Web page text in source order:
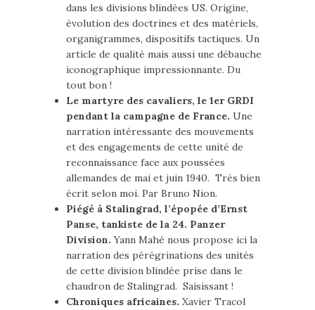
dans les divisions blindées US. Origine,
évolution des doctrines et des matériels,
organigrammes, dispositifs tactiques. Un
article de qualité mais aussi une débauche
iconographique impressionnante. Du
tout bon !
Le martyre des cavaliers, le 1er GRDI
pendant la campagne de France. Une
narration intéressante des mouvements
et des engagements de cette unité de
reconnaissance face aux poussées
allemandes de mai et juin 1940. Très bien
écrit selon moi. Par Bruno Nion.
Piégé à Stalingrad, l’épopée d’Ernst
Panse, tankiste de la 24. Panzer
Division. Yann Mahé nous propose ici la
narration des pérégrinations des unités
de cette division blindée prise dans le
chaudron de Stalingrad. Saisissant !
Chroniques africaines. Xavier Tracol